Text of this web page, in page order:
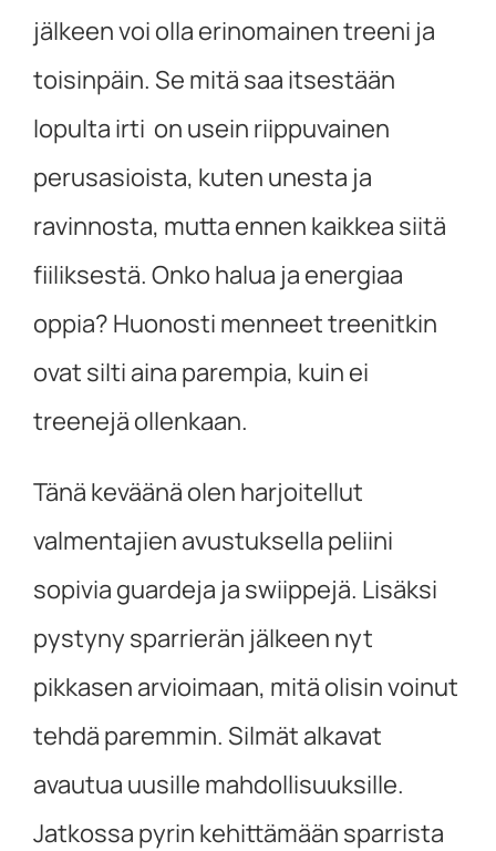
jälkeen voi olla erinomainen treeni ja
toisinpäin. Se mitä saa itsestään
lopulta irti on usein riippuvainen
perusasioista, kuten unesta ja
ravinnosta, mutta ennen kaikkea siitä
fiiliksestä. Onko halua ja energiaa
oppia? Huonosti menneet treenitkin
ovat silti aina parempia, kuin ei
treenejä ollenkaan.
Tänä keväänä olen harjoitellut
valmentajien avustuksella peliini
sopivia guardeja ja swiippejä. Lisäksi
pystyny sparrierän jälkeen nyt
pikkasen arvioimaan, mitä olisin voinut
tehdä paremmin. Silmät alkavat
avautua uusille mahdollisuuksille.
Jatkossa pyrin kehittämään sparrista